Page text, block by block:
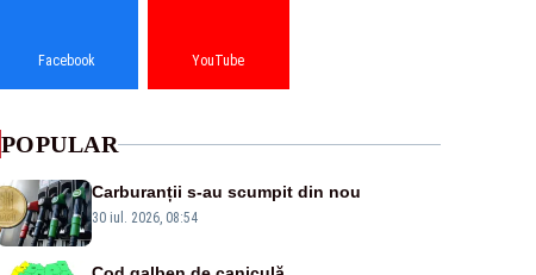
Facebook YouTube
POPULAR
Carburanții s-au scumpit din nou
30 iul. 2026, 08:54